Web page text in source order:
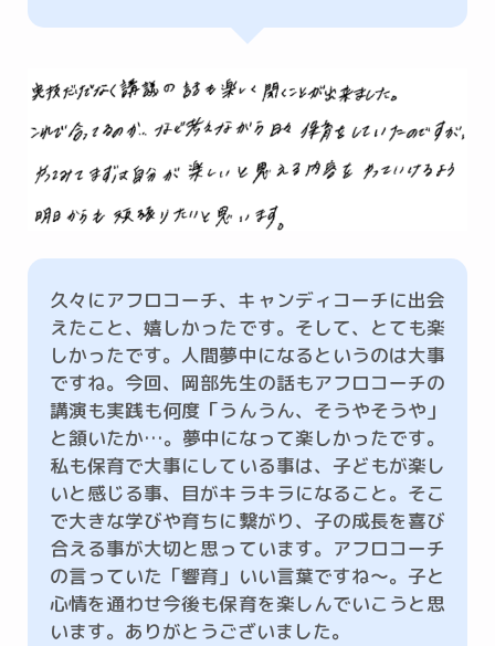
久々にアフロコーチ、キャンディコーチに出会
えたこと、嬉しかったです。そして、とても楽
しかったです。人間夢中になるというのは大事
ですね。今回、岡部先生の話もアフロコーチの
講演も実践も何度「うんうん、そうやそうや」
と頷いたか…。夢中になって楽しかったです。
私も保育で大事にしている事は、子どもが楽し
いと感じる事、目がキラキラになること。そこ
で大きな学びや育ちに繋がり、子の成長を喜び
合える事が大切と思っています。アフロコーチ
の言っていた「響育」いい言葉ですね～。子と
心情を通わせ今後も保育を楽しんでいこうと思
います。ありがとうございました。